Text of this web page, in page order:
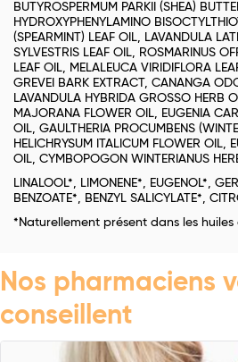
BUTYROSPERMUM PARKII (SHEA)
HYDROXYPHENYLAMINO
(SPEARMINT) LEAF OIL, LAVANDULA
SYLVESTRIS LEAF OIL, ROSMARINUS
LEAF OIL, MELALEUCA VIRIDIFLORA
GREVEI BARK EXTRACT, CANANGA
LAVANDULA HYBRIDA GROSSO HERB
MAJORANA FLOWER OIL, EUGENIA
OIL, GAULTHERIA PROCUMBENS
HELICHRYSUM ITALICUM FLOWER OIL,
OIL, CYMBOPOGON WINTERIANUS
LINALOOL*, LIMONENE*, EUGENOL*,
BENZOATE*, BENZYL SALICYLATE*,
*Naturellement présent dans les huiles
Nos pharmaciens
conseillent